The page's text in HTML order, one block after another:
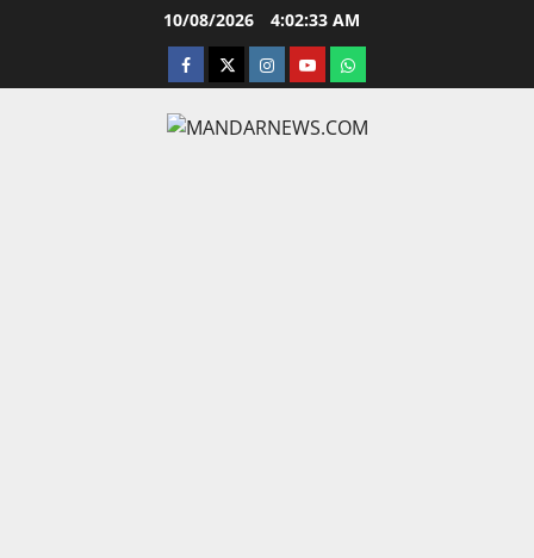
10/08/2026 4:02:33 AM
facebooktwitterinstagram.com
youtubewhatsapp